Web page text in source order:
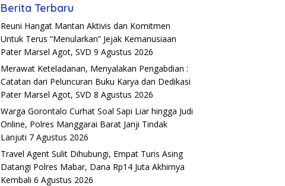
Berita Terbaru
Reuni Hangat Mantan Aktivis dan Komitmen
Untuk Terus “Menularkan” Jejak Kemanusiaan
Pater Marsel Agot, SVD 9 Agustus 2026
Merawat Keteladanan, Menyalakan Pengabdian :
Catatan dari Peluncuran Buku Karya dan Dedikasi
Pater Marsel Agot, SVD 8 Agustus 2026
Warga Gorontalo Curhat Soal Sapi Liar hingga Judi
Online, Polres Manggarai Barat Janji Tindak
Lanjuti 7 Agustus 2026
Travel Agent Sulit Dihubungi, Empat Turis Asing
Datangi Polres Mabar, Dana Rp14 Juta Akhirnya
Kembali 6 Agustus 2026